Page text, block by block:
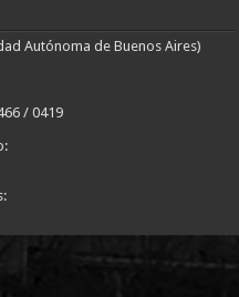
Autónoma de Buenos Aires)
/ 0419